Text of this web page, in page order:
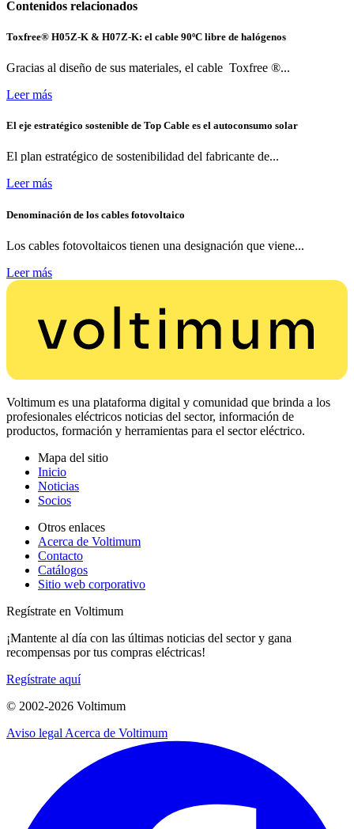
Contenidos relacionados
Toxfree® H05Z-K & H07Z-K: el cable 90ºC libre de halógenos
Gracias al diseño de sus materiales, el cable Toxfree ®...
Leer más
El eje estratégico sostenible de Top Cable es el autoconsumo solar
El plan estratégico de sostenibilidad del fabricante de...
Leer más
Denominación de los cables fotovoltaico
Los cables fotovoltaicos tienen una designación que viene...
Leer más
Voltimum es una plataforma digital y comunidad que brinda a los
profesionales eléctricos noticias del sector, información de
productos, formación y herramientas para el sector eléctrico.
Mapa del sitio
Inicio
Noticias
Socios
Otros enlaces
Acerca de Voltimum
Contacto
Catálogos
Sitio web corporativo
Regístrate en Voltimum
¡Mantente al día con las últimas noticias del sector y gana
recompensas por tus compras eléctricas!
Regístrate aquí
© 2002-2026 Voltimum
Aviso legal Acerca de Voltimum